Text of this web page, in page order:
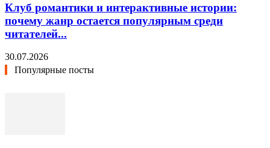
Клуб романтики и интерактивные истории:
почему жанр остается популярным среди
читателей...
30.07.2026
Популярные посты